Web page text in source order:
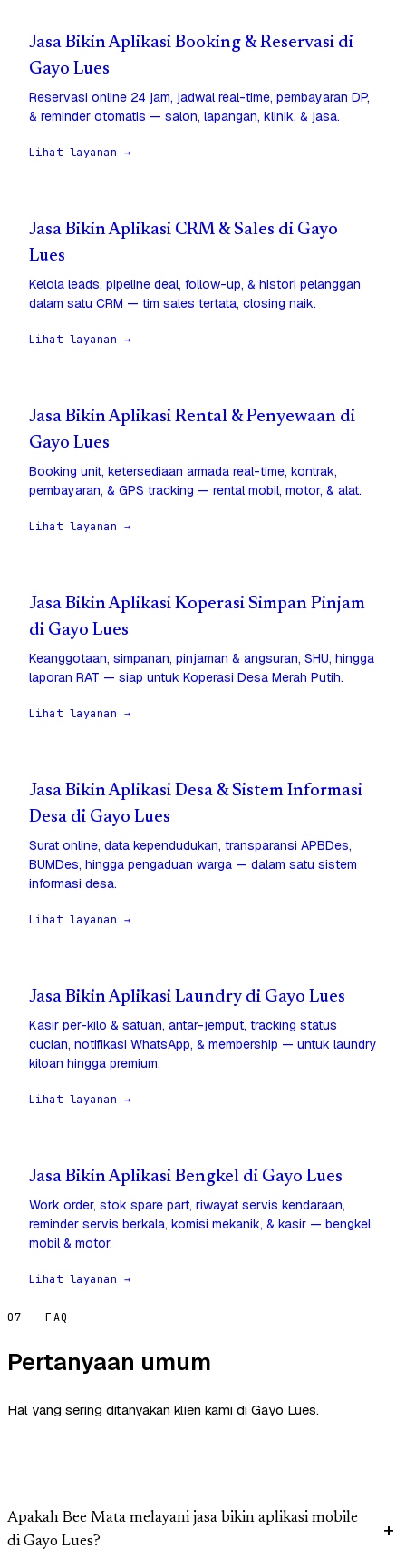
Jasa Bikin Aplikasi Booking & Reservasi di
Gayo Lues
Reservasi online 24 jam, jadwal real-time, pembayaran DP,
& reminder otomatis — salon, lapangan, klinik, & jasa.
Lihat layanan →
Jasa Bikin Aplikasi CRM & Sales di Gayo
Lues
Kelola leads, pipeline deal, follow-up, & histori pelanggan
dalam satu CRM — tim sales tertata, closing naik.
Lihat layanan →
Jasa Bikin Aplikasi Rental & Penyewaan di
Gayo Lues
Booking unit, ketersediaan armada real-time, kontrak,
pembayaran, & GPS tracking — rental mobil, motor, & alat.
Lihat layanan →
Jasa Bikin Aplikasi Koperasi Simpan Pinjam
di Gayo Lues
Keanggotaan, simpanan, pinjaman & angsuran, SHU, hingga
laporan RAT — siap untuk Koperasi Desa Merah Putih.
Lihat layanan →
Jasa Bikin Aplikasi Desa & Sistem Informasi
Desa di Gayo Lues
Surat online, data kependudukan, transparansi APBDes,
BUMDes, hingga pengaduan warga — dalam satu sistem
informasi desa.
Lihat layanan →
Jasa Bikin Aplikasi Laundry di Gayo Lues
Kasir per-kilo & satuan, antar-jemput, tracking status
cucian, notifikasi WhatsApp, & membership — untuk laundry
kiloan hingga premium.
Lihat layanan →
Jasa Bikin Aplikasi Bengkel di Gayo Lues
Work order, stok spare part, riwayat servis kendaraan,
reminder servis berkala, komisi mekanik, & kasir — bengkel
mobil & motor.
Lihat layanan →
07 — FAQ
Pertanyaan umum
Hal yang sering ditanyakan klien kami di Gayo Lues.
Apakah Bee Mata melayani jasa bikin aplikasi mobile
di Gayo Lues?